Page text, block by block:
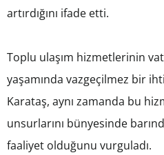
artırdığını ifade etti.
Toplu ulaşım hizmetlerinin
yaşamında vazgeçilmez bir
Karataş, aynı zamanda bu
unsurlarını bünyesinde
faaliyet olduğunu vurguladı.